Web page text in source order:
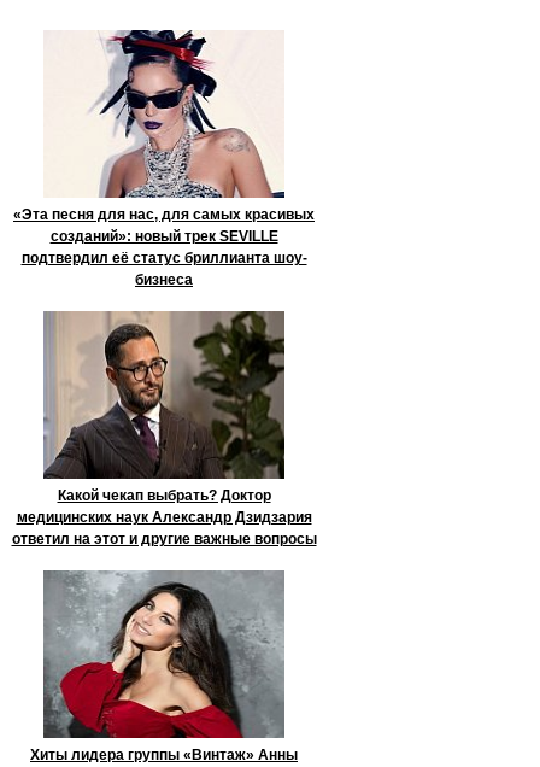
«Эта песня для нас, для самых красивых
созданий»: новый трек SEVILLE
подтвердил её статус бриллианта шоу-
бизнеса
Какой чекап выбрать? Доктор
медицинских наук Александр Дзидзария
ответил на этот и другие важные вопросы
Хиты лидера группы «Винтаж» Анны